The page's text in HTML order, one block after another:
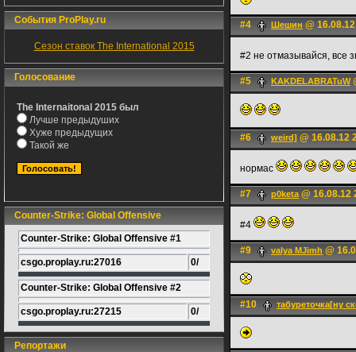
События ProPlay.ru
Сезон ставок The International 2015
Голосование
The Internaitonal 2015 был
Лучше предыдуших
Хуже предыдущих
Такой же
Counter-Strike: Global Offensive
Counter-Strike: Global Offensive #1
csgo.proplay.ru:27016 0/
Counter-Strike: Global Offensive #2
csgo.proplay.ru:27215 0/
Репортажи
#4 Шешин @
#2 не отмазывайся, все
#5 KAKDELABRATuW
#6 weird] @ 16.08.12
нормас
#7 p0keta@ 16.08.12
#4
#9 valya MJimh @
#10 табуреточка[ну